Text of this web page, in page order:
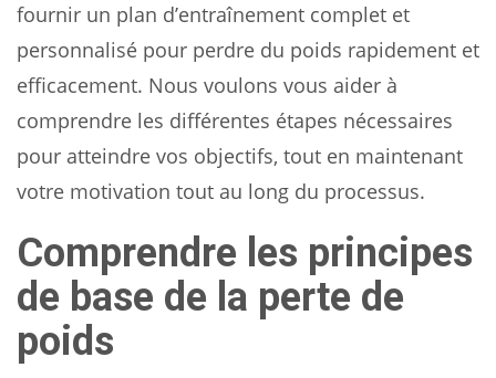
fournir un plan d’entraînement complet et
personnalisé pour perdre du poids rapidement et
efficacement. Nous voulons vous aider à
comprendre les différentes étapes nécessaires
pour atteindre vos objectifs, tout en maintenant
votre motivation tout au long du processus.
Comprendre les principes
de base de la perte de
poids